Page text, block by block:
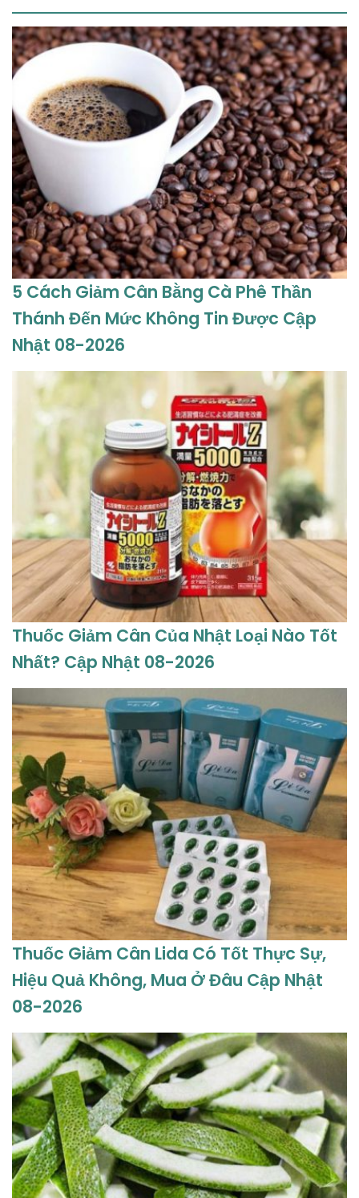
5 Cách Giảm Cân Bằng Cà Phê Thần
Thánh Đến Mức Không Tin Được Cập
Nhật 08-2026
Thuốc Giảm Cân Của Nhật Loại Nào Tốt
Nhất? Cập Nhật 08-2026
Thuốc Giảm Cân Lida Có Tốt Thực Sự,
Hiệu Quả Không, Mua Ở Đâu Cập Nhật
08-2026